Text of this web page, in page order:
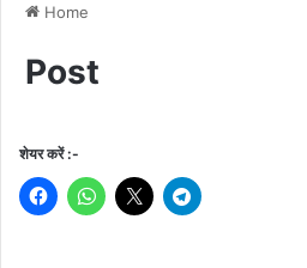
Home
Post
शेयर करें :-